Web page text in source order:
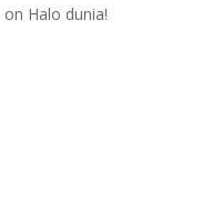
on Halo dunia!